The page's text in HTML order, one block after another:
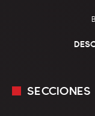
SECCIONES